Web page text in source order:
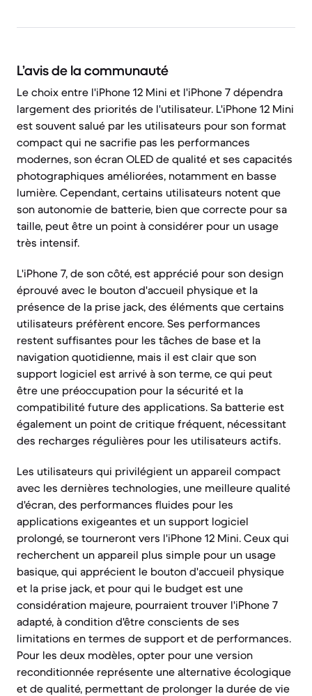
L’avis de la communauté
Le choix entre l'iPhone 12 Mini et l'iPhone 7 dépendra
largement des priorités de l'utilisateur. L'iPhone 12 Mini
est souvent salué par les utilisateurs pour son format
compact qui ne sacrifie pas les performances
modernes, son écran OLED de qualité et ses capacités
photographiques améliorées, notamment en basse
lumière. Cependant, certains utilisateurs notent que
son autonomie de batterie, bien que correcte pour sa
taille, peut être un point à considérer pour un usage
très intensif.
L'iPhone 7, de son côté, est apprécié pour son design
éprouvé avec le bouton d'accueil physique et la
présence de la prise jack, des éléments que certains
utilisateurs préfèrent encore. Ses performances
restent suffisantes pour les tâches de base et la
navigation quotidienne, mais il est clair que son
support logiciel est arrivé à son terme, ce qui peut
être une préoccupation pour la sécurité et la
compatibilité future des applications. Sa batterie est
également un point de critique fréquent, nécessitant
des recharges régulières pour les utilisateurs actifs.
Les utilisateurs qui privilégient un appareil compact
avec les dernières technologies, une meilleure qualité
d'écran, des performances fluides pour les
applications exigeantes et un support logiciel
prolongé, se tourneront vers l'iPhone 12 Mini. Ceux qui
recherchent un appareil plus simple pour un usage
basique, qui apprécient le bouton d'accueil physique
et la prise jack, et pour qui le budget est une
considération majeure, pourraient trouver l'iPhone 7
adapté, à condition d'être conscients de ses
limitations en termes de support et de performances.
Pour les deux modèles, opter pour une version
reconditionnée représente une alternative écologique
et de qualité, permettant de prolonger la durée de vie